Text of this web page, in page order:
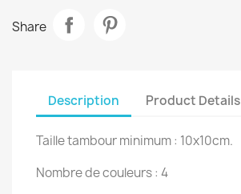
Share
Description Product Details
Taille tambour minimum : 10x10cm.
Nombre de couleurs : 4